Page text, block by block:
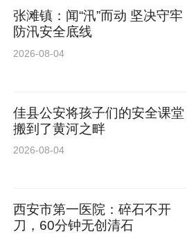
张滩镇：闻“汛”而动 坚决守牢
防汛安全底线
2026-08-04
佳县公安将孩子们的安全课堂
搬到了黄河之畔
2026-08-04
西安市第一医院：碎石不开
刀，60分钟无创清石